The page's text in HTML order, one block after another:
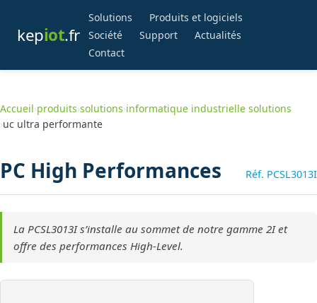
kepiot.fr
Solutions
Produits et logiciels
Société
Support
Actualités
Contact
Accueil›produits›solutions›informatique industrielle solutions
›uc ultra performante
PC High Performances Réf. PCSL3013I
La PCSL3013I s’installe au sommet de notre gamme 2I et
offre des performances High-Level.